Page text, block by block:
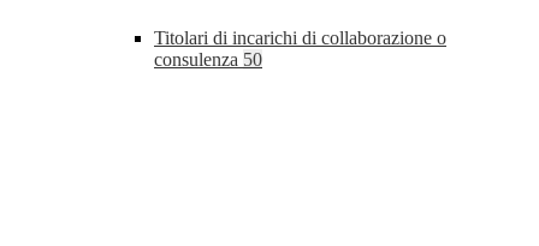
Titolari di incarichi di collaborazione o
consulenza 50